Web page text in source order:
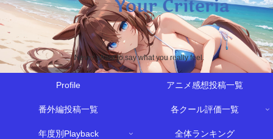
Never afraid to say what you really feel.
Profile アニメ感想投稿一覧
番外編投稿一覧 各クール評価一覧
年度別Playback 全体ランキング